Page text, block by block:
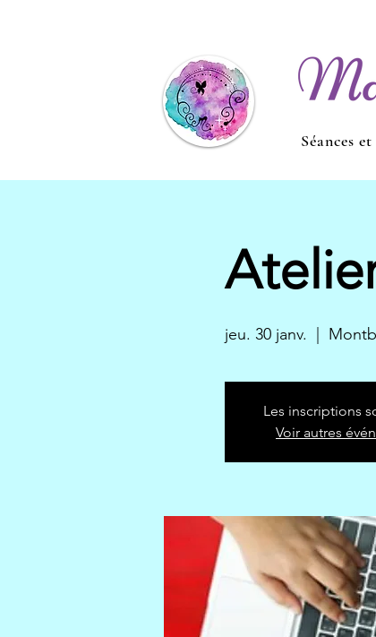
Séances
jeu. 30 janv.
Les inscriptions
Voir autres